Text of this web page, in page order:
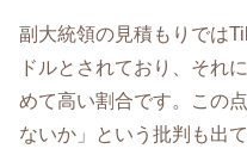
副大統領の見積もりでは
ドルとされており、それ
めて高い割合です。この
ないか」という批判も出て